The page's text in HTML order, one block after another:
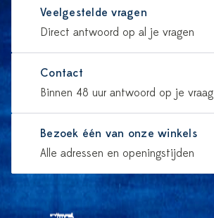
Veelgestelde vragen
Direct antwoord op al je vragen
Contact
Binnen 48 uur antwoord op je vraag
Bezoek één van onze winkels
Alle adressen en openingstijden